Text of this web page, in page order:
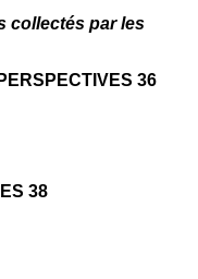
collectés par les
36
38